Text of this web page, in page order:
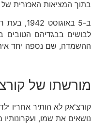
בתוך המציאות האכזרית של
לבושים בבגדיהם הטובים
ההשמדה, שם נספה יחד
מורשתו של
קורצ'אק לא הותיר אחריו
נושאים את שמו,